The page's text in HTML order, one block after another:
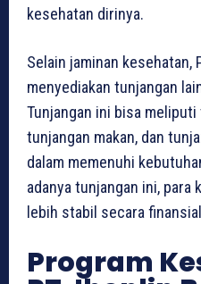
kesehatan dirinya.
Selain jaminan kesehatan,
menyediakan tunjangan
Tunjangan ini bisa
tunjangan makan, dan
dalam memenuhi
adanya tunjangan ini, para
lebih stabil secara
Program